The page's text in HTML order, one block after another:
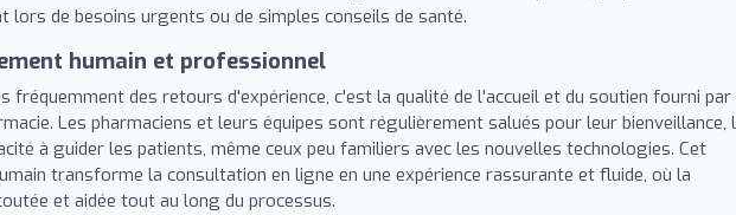
lors de besoins urgents ou de simples conseils de santé.
humain et professionnel
fréquemment des retours d'expérience, c'est la qualité de l'accueil et du soutien fourni par
Les pharmaciens et leurs équipes sont régulièrement salués pour leur bienveillance,
à guider les patients, même ceux peu familiers avec les nouvelles technologies. Cet
transforme la consultation en ligne en une expérience rassurante et fluide, où la
et aidée tout au long du processus.